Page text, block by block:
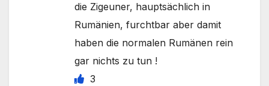
die Zigeuner, hauptsächlich in
Rumänien, furchtbar aber damit
haben die normalen Rumänen rein
gar nichts zu tun !
3